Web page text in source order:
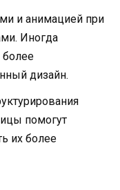
и анимацией при
Иногда
дизайн.
помогут
их более